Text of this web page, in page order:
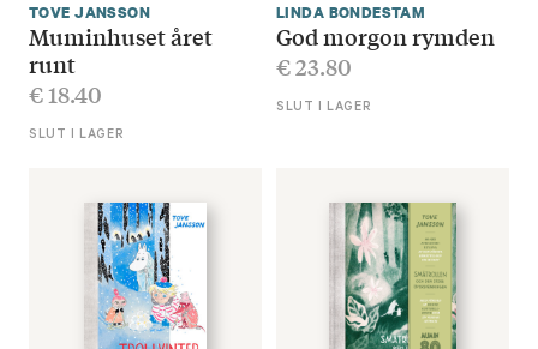
TOVE JANSSON
Muminhuset året
runt
€18.40
SLUT I LAGER
LINDA BONDESTAM
God morgon rymden
€23.80
SLUT I LAGER